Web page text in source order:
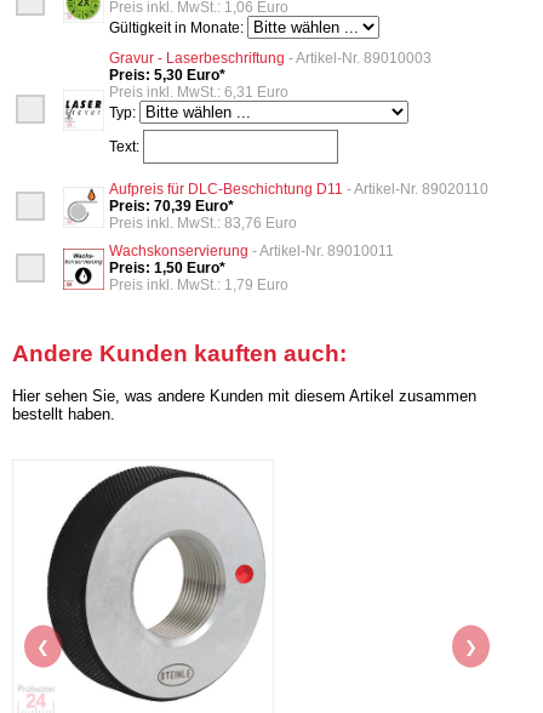
Preis inkl. MwSt.: 1,06 Euro
Gültigkeit in Monate:
Gravur - Laserbeschriftung - Artikel-Nr. 89010003
Preis: 5,30 Euro*
Preis inkl. MwSt.: 6,31 Euro
Typ:
Text:
Aufpreis für DLC-Beschichtung D11 - Artikel-Nr. 89020110
Preis: 70,39 Euro*
Preis inkl. MwSt.: 83,76 Euro
Wachskonservierung - Artikel-Nr. 89010011
Preis: 1,50 Euro*
Preis inkl. MwSt.: 1,79 Euro
Andere Kunden kauften auch:
Hier sehen Sie, was andere Kunden mit diesem Artikel zusammen
bestellt haben.
❮ ❯